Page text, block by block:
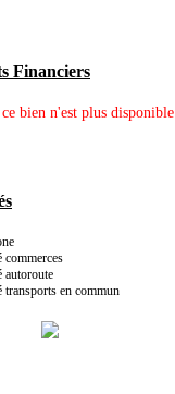
Financiers
bien n'est plus disponible
commerces
autoroute
transports en commun